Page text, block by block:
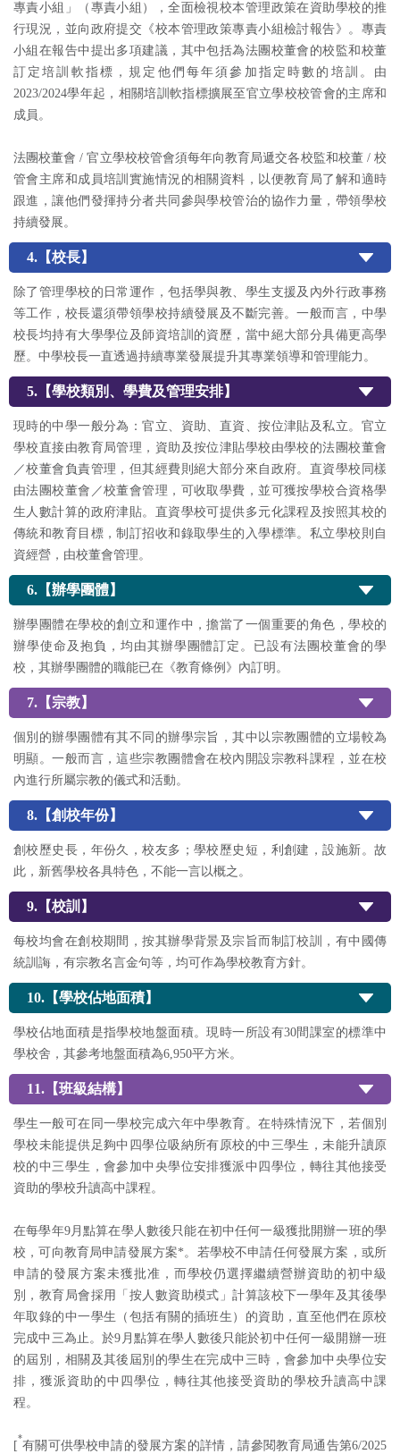
專責小組」（專責小組），全面檢視校本管理政策在資助學校的推
行現況，並向政府提交《校本管理政策專責小組檢討報告》。專責
小組在報告中提出多項建議，其中包括為法團校董會的校監和校董
訂定培訓軟指標，規定他們每年須參加指定時數的培訓。由
2023/2024學年起，相關培訓軟指標擴展至官立學校校管會的主席和
成員。
法團校董會 / 官立學校校管會須每年向教育局遞交各校監和校董 / 校
管會主席和成員培訓實施情況的相關資料，以便教育局了解和適時
跟進，讓他們發揮持分者共同參與學校管治的協作力量，帶領學校
持續發展。
4.【校長】
除了管理學校的日常運作，包括學與教、學生支援及內外行政事務
等工作，校長還須帶領學校持續發展及不斷完善。一般而言，中學
校長均持有大學學位及師資培訓的資歷，當中絕大部分具備更高學
歷。中學校長一直透過持續專業發展提升其專業領導和管理能力。
5.【學校類別、學費及管理安排】
現時的中學一般分為：官立、資助、直資、按位津貼及私立。官立
學校直接由教育局管理，資助及按位津貼學校由學校的法團校董會
／校董會負責管理，但其經費則絕大部分來自政府。直資學校同樣
由法團校董會／校董會管理，可收取學費，並可獲按學校合資格學
生人數計算的政府津貼。直資學校可提供多元化課程及按照其校的
傳統和教育目標，制訂招收和錄取學生的入學標準。私立學校則自
資經營，由校董會管理。
6.【辦學團體】
辦學團體在學校的創立和運作中，擔當了一個重要的角色，學校的
辦學使命及抱負，均由其辦學團體訂定。已設有法團校董會的學
校，其辦學團體的職能已在《教育條例》內訂明。
7.【宗教】
個別的辦學團體有其不同的辦學宗旨，其中以宗教團體的立場較為
明顯。一般而言，這些宗教團體會在校內開設宗教科課程，並在校
內進行所屬宗教的儀式和活動。
8.【創校年份】
創校歷史長，年份久，校友多；學校歷史短，利創建，設施新。故
此，新舊學校各具特色，不能一言以概之。
9.【校訓】
每校均會在創校期間，按其辦學背景及宗旨而制訂校訓，有中國傳
統訓誨，有宗教名言金句等，均可作為學校教育方針。
10.【學校佔地面積】
學校佔地面積是指學校地盤面積。現時一所設有30間課室的標準中
學校舍，其參考地盤面積為6,950平方米。
11.【班級結構】
學生一般可在同一學校完成六年中學教育。在特殊情況下，若個別
學校未能提供足夠中四學位吸納所有原校的中三學生，未能升讀原
校的中三學生，會參加中央學位安排獲派中四學位，轉往其他接受
資助的學校升讀高中課程。
在每學年9月點算在學人數後只能在初中任何一級獲批開辦一班的學
校，可向教育局申請發展方案*。若學校不申請任何發展方案，或所
申請的發展方案未獲批准，而學校仍選擇繼續營辦資助的初中級
別，教育局會採用「按人數資助模式」計算該校下一學年及其後學
年取錄的中一學生（包括有關的插班生）的資助，直至他們在原校
完成中三為止。於9月點算在學人數後只能於初中任何一級開辦一班
的屆別，相關及其後屆別的學生在完成中三時，會參加中央學位安
排，獲派資助的中四學位，轉往其他接受資助的學校升讀高中課
程。
[
*
有關可供學校申請的發展方案的詳情，請參閱教育局通告第6/2025